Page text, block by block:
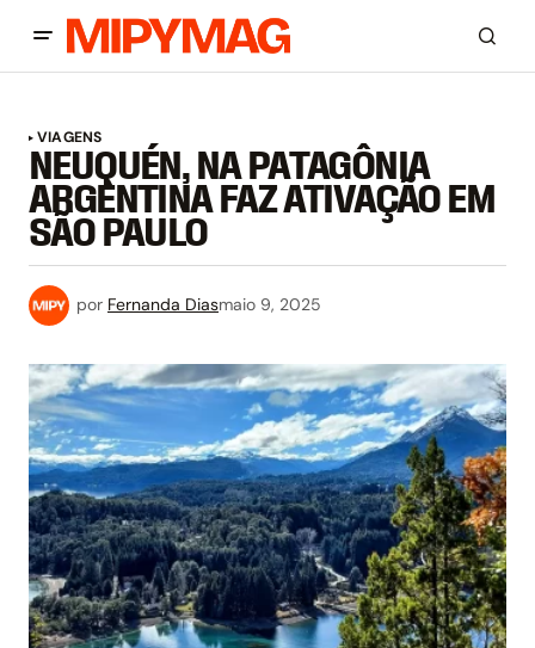
VIAGENS
NEUQUÉN, NA PATAGÔNIA
ARGENTINA FAZ ATIVAÇÃO EM
SÃO PAULO
por Fernanda Diasmaio 9, 2025